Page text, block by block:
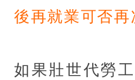
後再就業可否再
如果壯世代勞